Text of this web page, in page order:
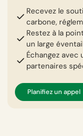
Recevez le
carbone,
Restez à la
un large
Échangez avec
partenaires
Planifiez un appel